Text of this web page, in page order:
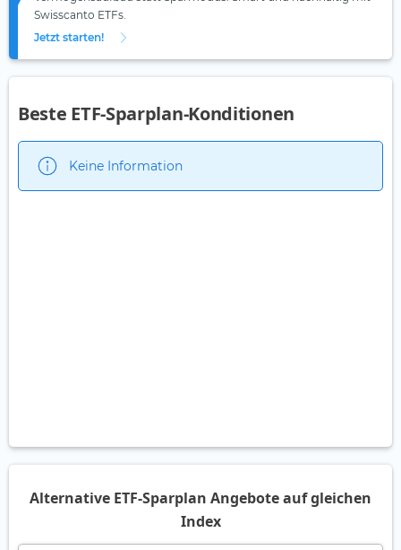
Swisscanto ETFs.
Jetzt starten!
Beste ETF-Sparplan-Konditionen
Keine Information
Alternative ETF-Sparplan Angebote auf gleichen
Index